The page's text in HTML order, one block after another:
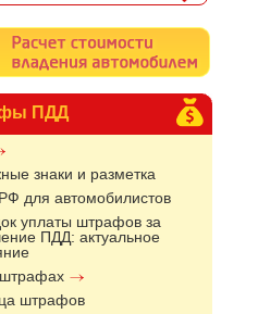
ПДД
знаки и разметка
для автомобилистов
уплаты штрафов за
ПДД: актуальное
штрафов